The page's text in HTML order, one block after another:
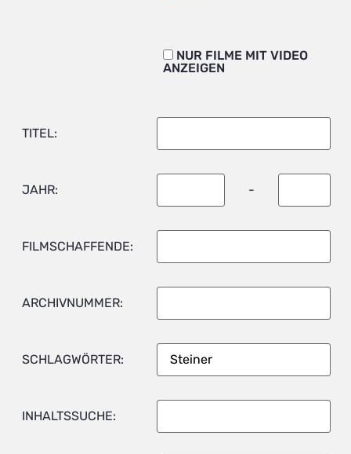
NUR FILME MIT VIDEO
ANZEIGEN
TITEL:
JAHR: -
FILMSCHAFFENDE:
ARCHIVNUMMER:
SCHLAGWÖRTER:
INHALTSSUCHE: